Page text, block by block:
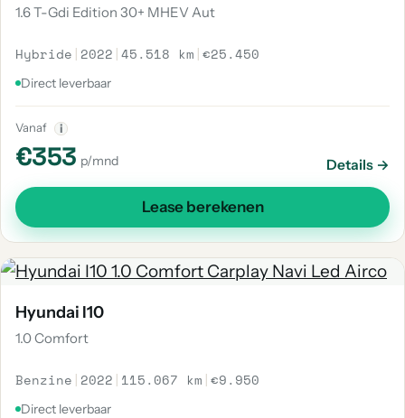
1.6 T-Gdi Edition 30+ MHEV Aut
Hybride | 2022 |45.518 km |€25.450
Direct leverbaar
Vanaf i
€353 p/mnd Details →
Lease berekenen
Hyundai I10
1.0 Comfort
Benzine | 2022 | 115.067 km |€9.950
Direct leverbaar